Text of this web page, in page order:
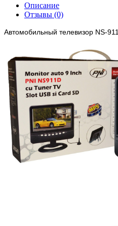
Описание
Отзывы (0)
Автомобильный телевизор NS-911